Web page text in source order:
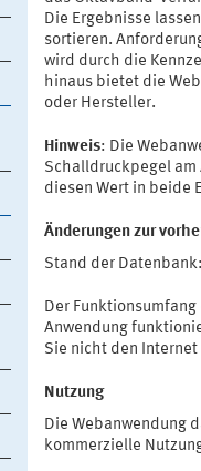
Die Ergebnisse
sortieren.
wird durch die
hinaus bietet die
oder Hersteller.
Hinweis: Die
Schalldruckpegel am
diesen Wert in beide
Änderungen zur
Stand der
Der
Anwendung
Sie nicht den Internet
Nutzung
Die Webanwendung
kommerzielle